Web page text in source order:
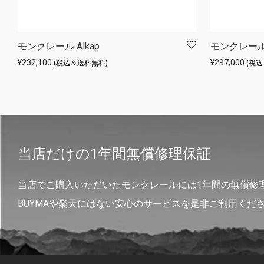
モンクレール Alkap
¥232,100 (税込＆送料無料)
モンクレー
¥297,000 (税
当店だけの1年間無償修理保証
当店でご購入いただいたモンクレールには1年間の無償修
BUYMAや楽天にはない安心のサービスを是非ご利用くだ